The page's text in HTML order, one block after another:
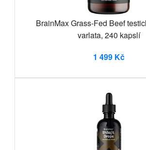
BrainMax Grass-Fed Beef
varlata, 240 kapslí
1 499 Kč